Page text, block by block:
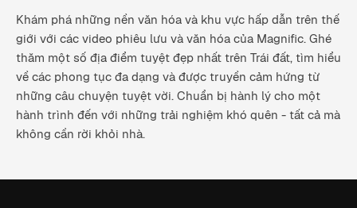
Khám phá những nền văn hóa và khu vực hấp dẫn trên thế
giới với các video phiêu lưu và văn hóa của Magnific. Ghé
thăm một số địa điểm tuyệt đẹp nhất trên Trái đất, tìm hiểu
về các phong tục đa dạng và được truyền cảm hứng từ
những câu chuyện tuyệt vời. Chuẩn bị hành lý cho một
hành trình đến với những trải nghiệm khó quên - tất cả mà
không cần rời khỏi nhà.